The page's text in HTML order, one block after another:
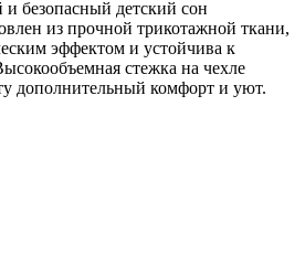
безопасный детский сон
из прочной трикотажной ткани,
эффектом и устойчива к
стежка на чехле
дополнительный комфорт и уют.